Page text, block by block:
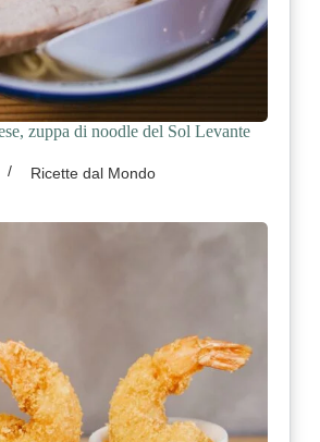
zuppa di noodle del Sol Levante
Ricette dal Mondo